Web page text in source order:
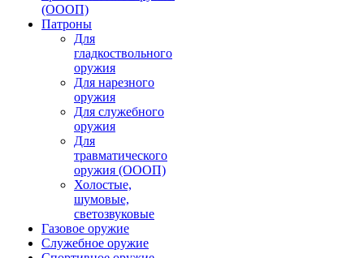
(ОООП)
Патроны
Для
гладкоствольного
оружия
Для нарезного
оружия
Для служебного
оружия
Для
травматического
оружия (ОООП)
Холостые,
шумовые,
светозвуковые
Газовое оружие
Служебное оружие